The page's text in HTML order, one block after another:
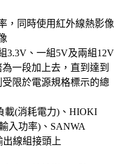
，同時使用紅外線熱影像
3.3V、一組5V及兩組12V
一段加上去，直到達到
限於電源規格標示的總
載(消耗電力)、HIOKI
入功率)、SANWA
出線組接頭上